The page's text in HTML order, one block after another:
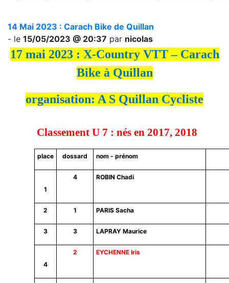
14 Mai 2023 : Carach Bike de Quillan
- le 15/05/2023 @ 20:37 par nicolas
17 mai 2023 : X-Country VTT – Carach
Bike à Quillan
organisation: A S Quillan Cycliste
Classement U 7 : nés en 2017, 2018
place dossard nom - prénom
1
4 ROBIN Chadi
2 1 PARIS Sacha
3 3 LAPRAY Maurice
4
2 EYCHENNE Iris